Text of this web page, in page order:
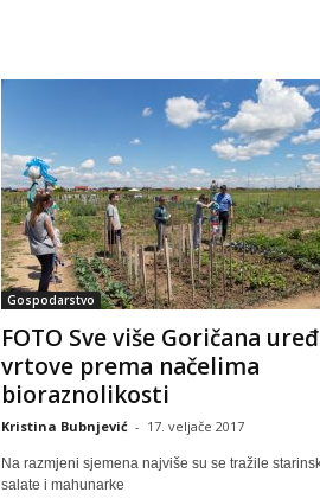
Gospodarstvo
FOTO Sve više Goričana
vrtove prema načelima
bioraznolikosti
Kristina Bubnjević - 17. veljače 2017
Na razmjeni sjemena najviše su se tražile
salate i mahunarke